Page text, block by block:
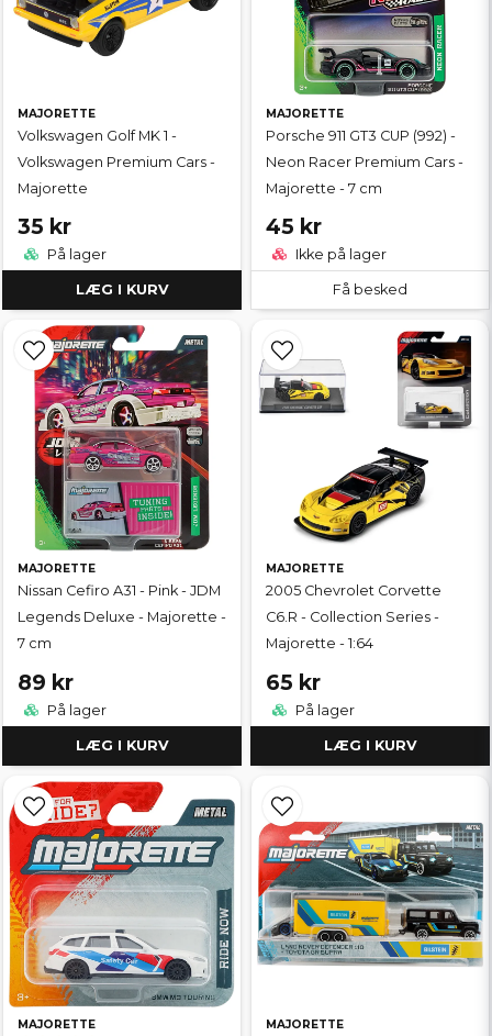
MAJORETTE
Volkswagen Golf MK 1 -
Volkswagen Premium Cars -
Majorette
35 kr
På lager
LÆG I KURV
MAJORETTE
Porsche 911 GT3 CUP (992) -
Neon Racer Premium Cars -
Majorette - 7 cm
45 kr
Ikke på lager
Få besked
MAJORETTE
Nissan Cefiro A31 - Pink - JDM
Legends Deluxe - Majorette -
7 cm
89 kr
På lager
LÆG I KURV
MAJORETTE
2005 Chevrolet Corvette
C6.R - Collection Series -
Majorette - 1:64
65 kr
På lager
LÆG I KURV
MAJORETTE MAJORETTE